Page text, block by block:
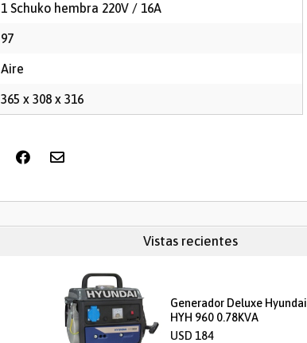
1 Schuko hembra 220V / 16A
97
Aire
365 x 308 x 316
Vistas recientes
Generador Deluxe Hyundai
HYH 960 0.78KVA
USD 184